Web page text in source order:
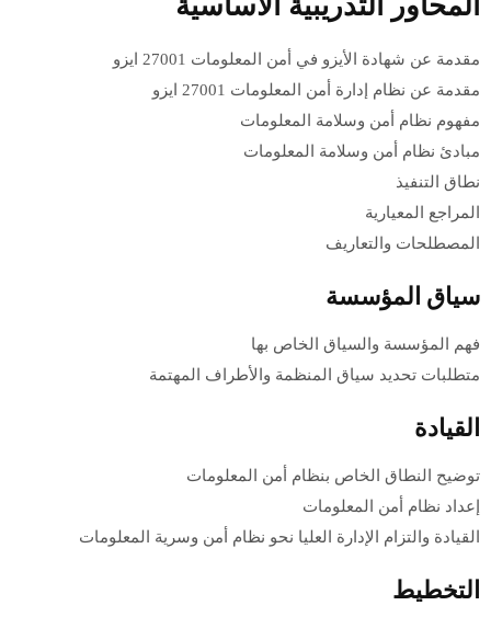
مقدمة عن شهادة الأيزو في أمن المعلومات 27001 ايزو
مقدمة عن نظام إدارة أمن المعلومات 27001 ايزو
مفهوم نظام أمن وسلامة المعلومات
مبادئ نظام أمن وسلامة المعلومات
نطاق التنفيذ
المراجع المعيارية
المصطلحات والتعاريف
سياق المؤسسة
فهم المؤسسة والسياق الخاص بها
متطلبات تحديد سياق المنظمة والأطراف المهتمة
القيادة
توضيح النطاق الخاص بنظام أمن المعلومات
إعداد نظام أمن المعلومات
القيادة والتزام الإدارة العليا نحو نظام أمن وسرية المعلومات
التخطيط